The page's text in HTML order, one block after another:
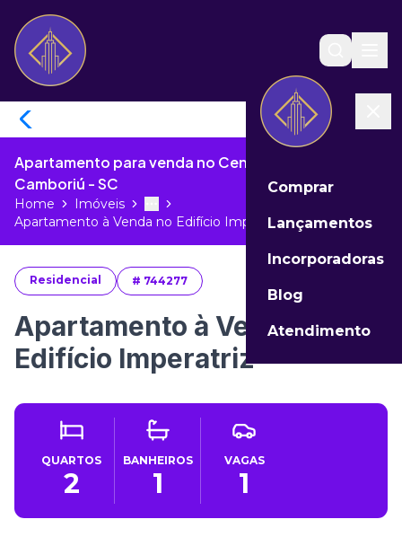
Comprar
Lançamentos
Incorporadoras
Blog
Atendimento
Apartamento para venda no Centro de Balneário
Camboriú - SC
Home Imóveis More
Toggle menu
Apartamento à Venda no Edifício Imp...
Residencial # 744277
Apartamento à Venda no
Edifício Imperatriz
QUARTOS
2
BANHEIROS
1
VAGAS
1